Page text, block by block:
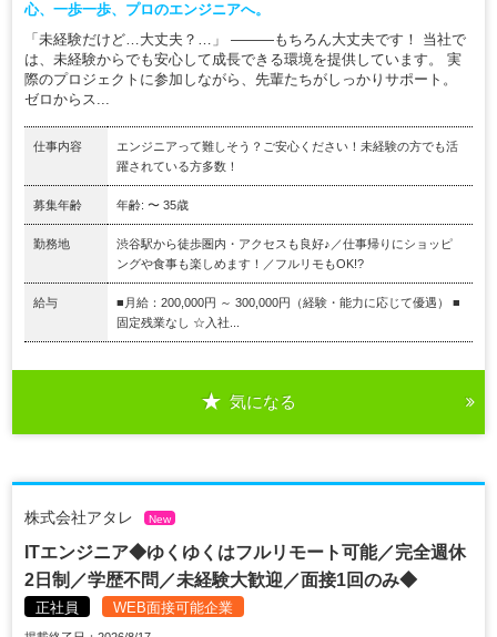
心、一歩一歩、プロのエンジニアへ。
「未経験だけど…大丈夫？…」 ―――もちろん大丈夫です！ 当社で
は、未経験からでも安心して成長できる環境を提供しています。 実
際のプロジェクトに参加しながら、先輩たちがしっかりサポート。
ゼロからス...
仕事内容
エンジニアって難しそう？ご安心ください！未経験の方でも活
躍されている方多数！
募集年齢 年齢: 〜 35歳
勤務地
渋谷駅から徒歩圏内・アクセスも良好♪／仕事帰りにショッピ
ングや食事も楽しめます！／フルリモもOK!?
給与
■月給：200,000円 ～ 300,000円（経験・能力に応じて優遇） ■
固定残業なし ☆入社...
気になる
株式会社アタレ New
ITエンジニア◆ゆくゆくはフルリモート可能／完全週休
2日制／学歴不問／未経験大歓迎／面接1回のみ◆
正社員 WEB面接可能企業